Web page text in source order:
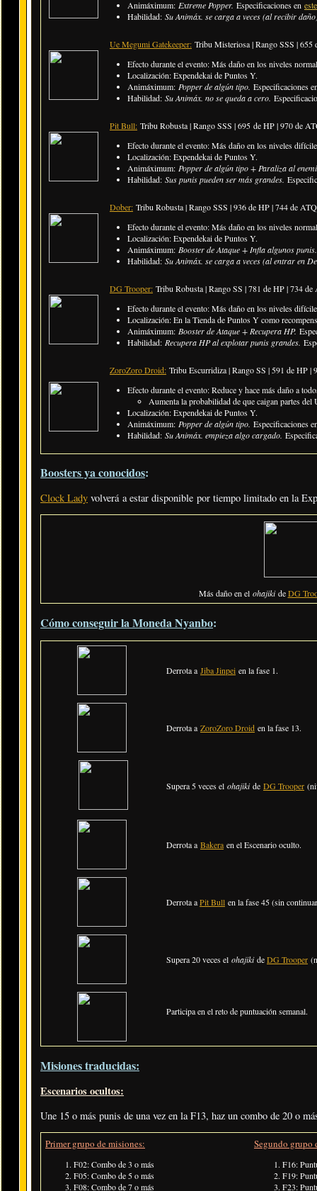
Animáximum: Extreme Popper. Especificaciones en
Habilidad: Su Animáx. se carga a veces (al recibir
Ue Megumi Gatekeeper: Tribu Misteriosa | Rango SSS | 655
Efecto durante el evento: Más daño en los niveles
Localización: Expendekai de Puntos Y.
Animáximum: Popper de algún tipo. Especificaciones
Habilidad: Su Animáx. no se queda a cero.
Pit Bull: Tribu Robusta | Rango SSS | 695 de HP | 970 de
Efecto durante el evento: Más daño en los niveles
Localización: Expendekai de Puntos Y.
Animáximum: Popper de algún tipo + Paraliza al
Habilidad: Sus punis pueden ser más grandes.
Dober: Tribu Robusta | Rango SSS | 936 de HP | 744 de ATQ
Efecto durante el evento: Más daño en los niveles
Localización: Expendekai de Puntos Y.
Animáximum: Booster de Ataque + Infla algunos
Habilidad: Su Animáx. se carga a veces (al entrar en
DG Trooper: Tribu Robusta | Rango SS | 781 de HP | 734 de
Efecto durante el evento: Más daño en los niveles
Localización: En la Tienda de Puntos Y como
Animáximum: Booster de Ataque + Recupera HP.
Habilidad: Recupera HP al explotar punis grandes.
ZoroZoro Droid: Tribu Escurridiza | Rango SS | 591 de HP |
Efecto durante el evento: Reduce y hace más daño a
​Aumenta la probabilidad de que caigan partes
Localización: Expendekai de Puntos Y.
Animáximum: Popper de algún tipo. Especificaciones
Habilidad: Su Animáx. empieza algo cargado.
Boosters ya conocidos:
Clock Lady volverá a estar disponible por tiempo limitado en la
Más daño en el ohajikideDG
Cómo conseguir la Moneda Nyanbo:
Derrota aJiba Jinpei en la fase 1.
Derrota aZoroZoro Droid en la fase 13.
Supera 5 veces el ohajikide DG Trooper
Derrota aBakera en el Escenario oculto.
Derrota aPit Bull en la fase 45 (sin
Supera 20 veces el ohajikideDG Trooper
Participa en el reto de puntuación semanal.
Misiones traducidas:
Escenarios ocultos:
Une 15 o más punis de una vez en la F13, haz un combo de 20 o
Primer grupo de misiones:
F02: Combo de 3 o más
F05: Combo de 5 o más
F08: Combo de 7 o más
Segundo grupo
F16:
F19:
F23: